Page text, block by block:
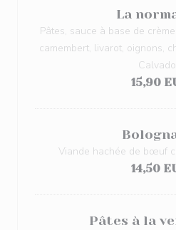
La
Pâtes, sauce à base de
camembert, livarot, oignons,
15,90
Viande hachée de bœuf
14,50
Pâtes à la